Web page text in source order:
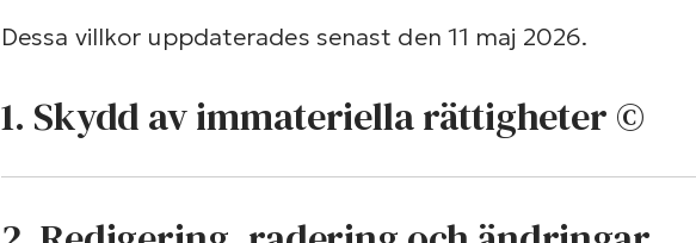
Dessa villkor uppdaterades senast den 11 maj 2026.
1. Skydd av immateriella rättigheter ©